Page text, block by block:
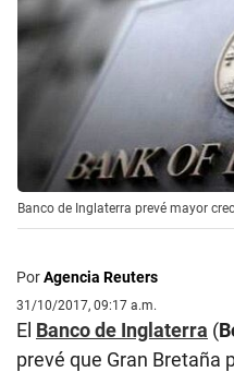
Banco de Inglaterra prevé mayor
PorAgencia Reuters
31/10/2017, 09:17 a.m.
El Banco de Inglaterra (
prevé que Gran Bretaña